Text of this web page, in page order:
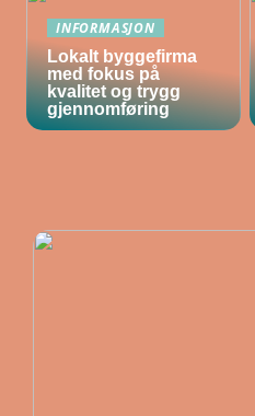
INFORMASJON
Lokalt byggefirma
med fokus på
kvalitet og trygg
gjennomføring